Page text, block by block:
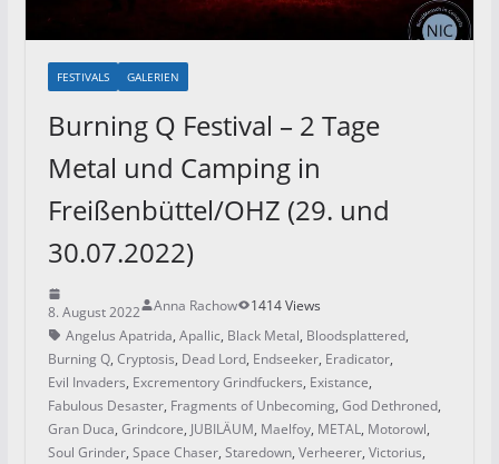
FESTIVALS GALERIEN
Burning Q Festival – 2 Tage
Metal und Camping in
Freißenbüttel/OHZ (29. und
30.07.2022)
8. August 2022 Anna Rachow
1414 Views
Angelus Apatrida, Apallic, Black Metal, Bloodsplattered,
Burning Q, Cryptosis, Dead Lord, Endseeker, Eradicator,
Evil Invaders, Excrementory Grindfuckers, Existance,
Fabulous Desaster, Fragments of Unbecoming, God Dethroned,
Gran Duca, Grindcore, JUBILÄUM, Maelfoy, METAL, Motorowl,
Soul Grinder, Space Chaser, Staredown, Verheerer, Victorius,